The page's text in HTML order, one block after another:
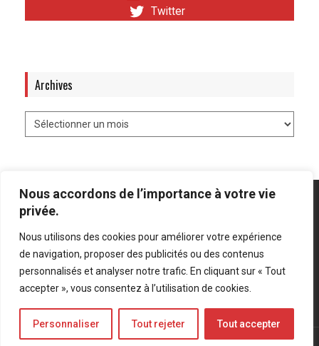
Nous accordons de l’importance à votre vie
privée.
Nous utilisons des cookies pour améliorer votre expérience
de navigation, proposer des publicités ou des contenus
personnalisés et analyser notre trafic. En cliquant sur « Tout
accepter », vous consentez à l’utilisation de cookies.
Personnaliser Tout rejeter Tout accepter
Twitter
Archives
Mentions légales Politique de confidentialité
Bluesky
LinkedIn
Twitter
© Forces Operations Blog - 2022